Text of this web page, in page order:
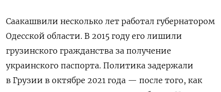
Саакашвили несколько лет работал губернатором
Одесской области. В 2015 году его лишили
грузинского гражданства за получение
украинского паспорта. Политика задержали
в Грузии в октябре 2021 года — после того, как